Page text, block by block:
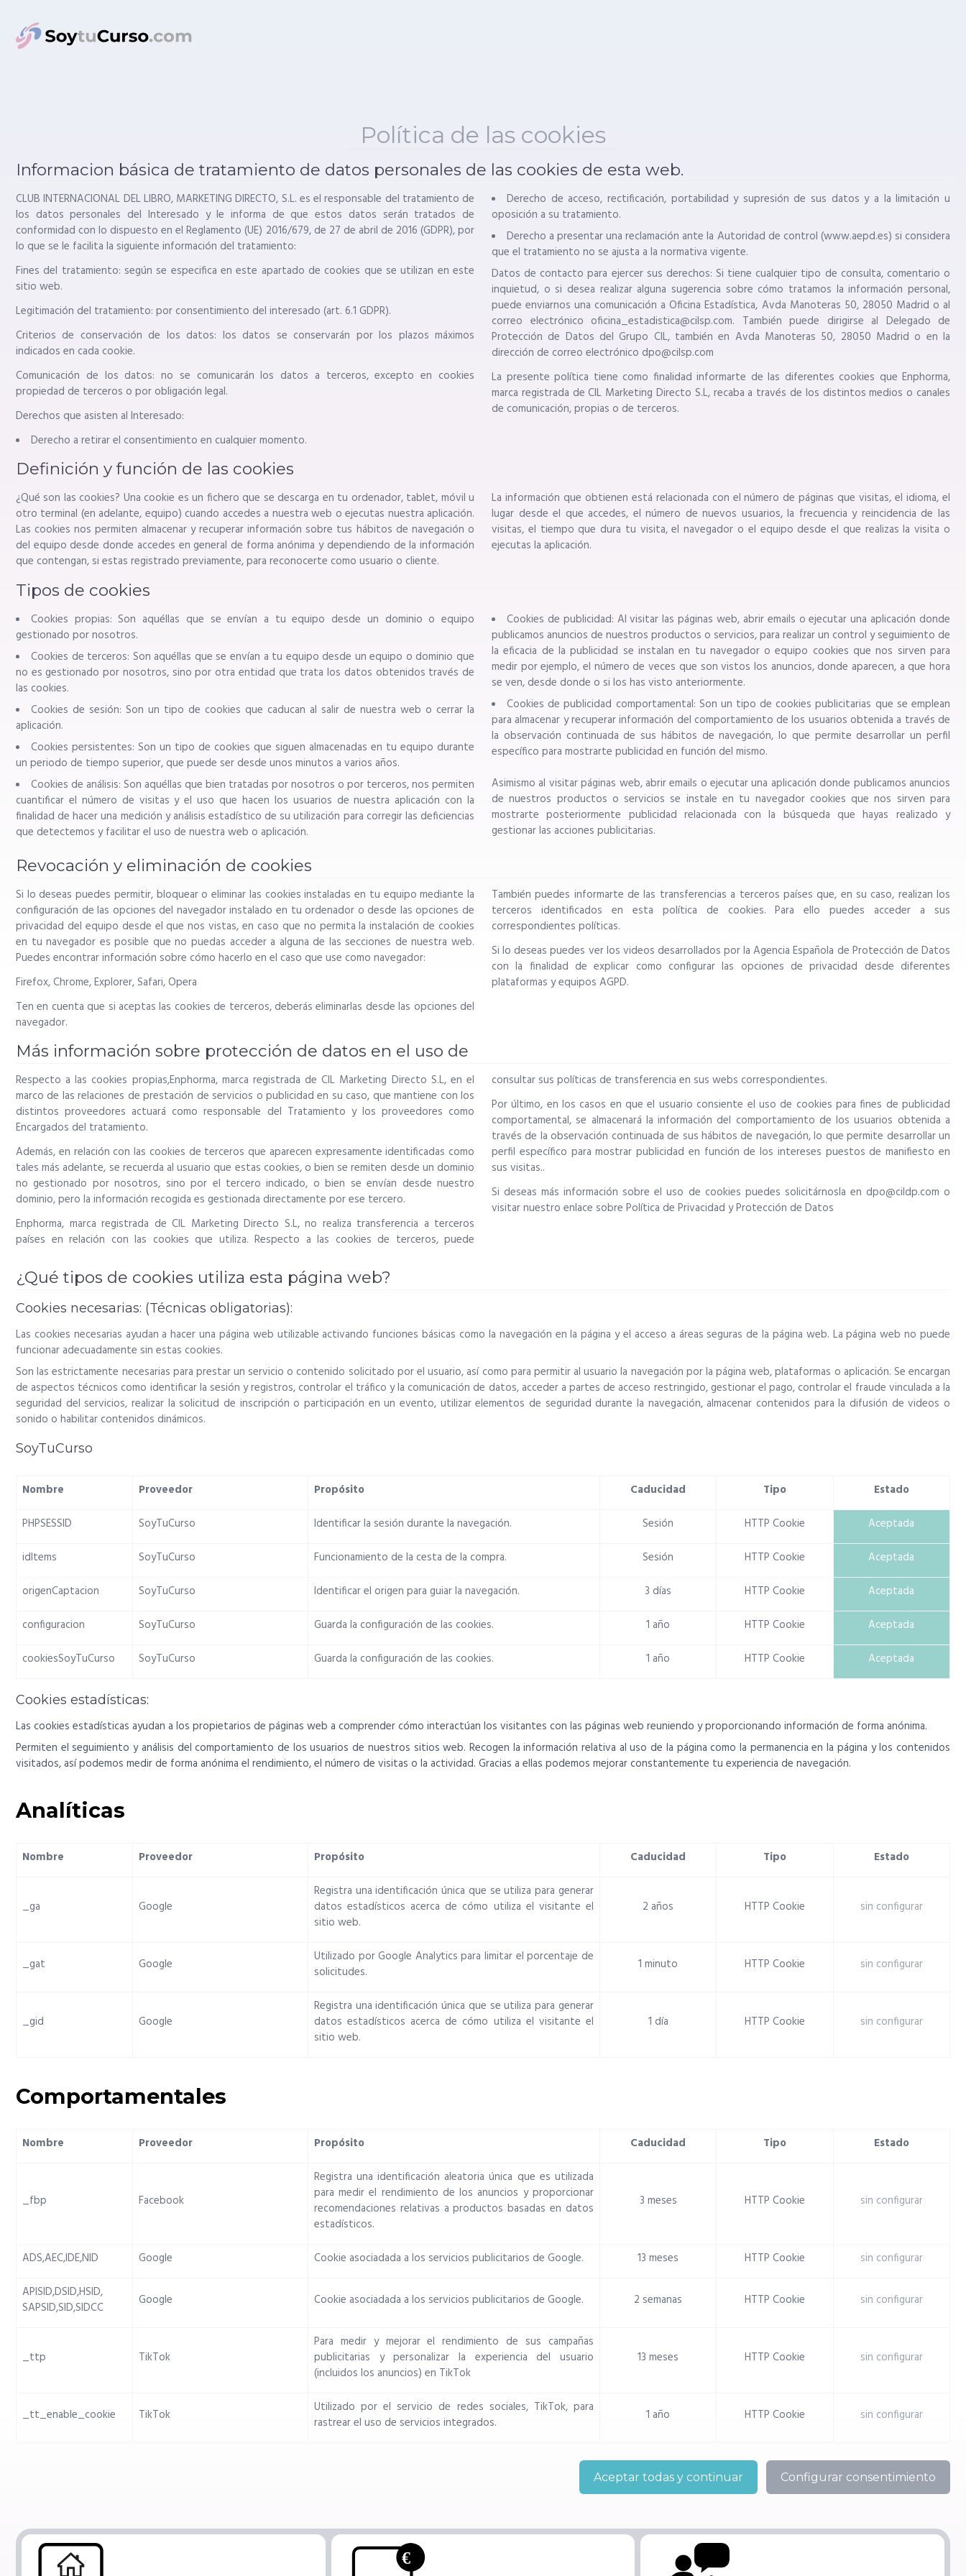
Política de las cookies
Informacion básica de tratamiento de datos personales de las cookies de esta web.
CLUB INTERNACIONAL DEL LIBRO, MARKETING DIRECTO, S.L. es el responsable del tratamiento de
los datos personales del Interesado y le informa de que estos datos serán tratados de
conformidad con lo dispuesto en el Reglamento (UE) 2016/679, de 27 de abril de 2016 (GDPR), por
lo que se le facilita la siguiente información del tratamiento:
Fines del tratamiento: según se especifica en este apartado de cookies que se utilizan en este
sitio web.
Legitimación del tratamiento: por consentimiento del interesado (art. 6.1 GDPR).
Criterios de conservación de los datos: los datos se conservarán por los plazos máximos
indicados en cada cookie.
Comunicación de los datos: no se comunicarán los datos a terceros, excepto en cookies
propiedad de terceros o por obligación legal.
Derechos que asisten al Interesado:
Derecho a retirar el consentimiento en cualquier momento.
Derecho de acceso, rectificación, portabilidad y supresión de sus datos y a la limitación u
oposición a su tratamiento.
Derecho a presentar una reclamación ante la Autoridad de control (www.aepd.es) si considera
que el tratamiento no se ajusta a la normativa vigente.
Datos de contacto para ejercer sus derechos: Si tiene cualquier tipo de consulta, comentario o
inquietud, o si desea realizar alguna sugerencia sobre cómo tratamos la información personal,
puede enviarnos una comunicación a Oficina Estadística, Avda Manoteras 50, 28050 Madrid o al
correo electrónico oficina_estadistica@cilsp.com. También puede dirigirse al Delegado de
Protección de Datos del Grupo CIL, también en Avda Manoteras 50, 28050 Madrid o en la
dirección de correo electrónico dpo@cilsp.com
La presente política tiene como finalidad informarte de las diferentes cookies que Enphorma,
marca registrada de CIL Marketing Directo S.L, recaba a través de los distintos medios o canales
de comunicación, propias o de terceros.
Definición y función de las cookies
¿Qué son las cookies? Una cookie es un fichero que se descarga en tu ordenador, tablet, móvil u
otro terminal (en adelante, equipo) cuando accedes a nuestra web o ejecutas nuestra aplicación.
Las cookies nos permiten almacenar y recuperar información sobre tus hábitos de navegación o
del equipo desde donde accedes en general de forma anónima y dependiendo de la información
que contengan, si estas registrado previamente, para reconocerte como usuario o cliente.
La información que obtienen está relacionada con el número de páginas que visitas, el idioma, el
lugar desde el que accedes, el número de nuevos usuarios, la frecuencia y reincidencia de las
visitas, el tiempo que dura tu visita, el navegador o el equipo desde el que realizas la visita o
ejecutas la aplicación.
Tipos de cookies
Cookies propias: Son aquéllas que se envían a tu equipo desde un dominio o equipo
gestionado por nosotros.
Cookies de terceros: Son aquéllas que se envían a tu equipo desde un equipo o dominio que
no es gestionado por nosotros, sino por otra entidad que trata los datos obtenidos través de
las cookies.
Cookies de sesión: Son un tipo de cookies que caducan al salir de nuestra web o cerrar la
aplicación.
Cookies persistentes: Son un tipo de cookies que siguen almacenadas en tu equipo durante
un periodo de tiempo superior, que puede ser desde unos minutos a varios años.
Cookies de análisis: Son aquéllas que bien tratadas por nosotros o por terceros, nos permiten
cuantificar el número de visitas y el uso que hacen los usuarios de nuestra aplicación con la
finalidad de hacer una medición y análisis estadístico de su utilización para corregir las deficiencias
que detectemos y facilitar el uso de nuestra web o aplicación.
Cookies de publicidad: Al visitar las páginas web, abrir emails o ejecutar una aplicación donde
publicamos anuncios de nuestros productos o servicios, para realizar un control y seguimiento de
la eficacia de la publicidad se instalan en tu navegador o equipo cookies que nos sirven para
medir por ejemplo, el número de veces que son vistos los anuncios, donde aparecen, a que hora
se ven, desde donde o si los has visto anteriormente.
Cookies de publicidad comportamental: Son un tipo de cookies publicitarias que se emplean
para almacenar y recuperar información del comportamiento de los usuarios obtenida a través de
la observación continuada de sus hábitos de navegación, lo que permite desarrollar un perfil
específico para mostrarte publicidad en función del mismo.
Asimismo al visitar páginas web, abrir emails o ejecutar una aplicación donde publicamos anuncios
de nuestros productos o servicios se instale en tu navegador cookies que nos sirven para
mostrarte posteriormente publicidad relacionada con la búsqueda que hayas realizado y
gestionar las acciones publicitarias.
Revocación y eliminación de cookies
Si lo deseas puedes permitir, bloquear o eliminar las cookies instaladas en tu equipo mediante la
configuración de las opciones del navegador instalado en tu ordenador o desde las opciones de
privacidad del equipo desde el que nos vistas, en caso que no permita la instalación de cookies
en tu navegador es posible que no puedas acceder a alguna de las secciones de nuestra web.
Puedes encontrar información sobre cómo hacerlo en el caso que use como navegador:
Firefox,Chrome,Explorer,Safari,Opera
Ten en cuenta que si aceptas las cookies de terceros, deberás eliminarlas desde las opciones del
navegador.
También puedes informarte de las transferencias a terceros países que, en su caso, realizan los
terceros identificados en esta política de cookies. Para ello puedes acceder a sus
correspondientes políticas.
Si lo deseas puedes ver los videos desarrollados por la Agencia Española de Protección de Datos
con la finalidad de explicar como configurar las opciones de privacidad desde diferentes
plataformas y equipos AGPD.
Más información sobre protección de datos en el uso de
Respecto a las cookies propias,Enphorma, marca registrada de CIL Marketing Directo S.L, en el
marco de las relaciones de prestación de servicios o publicidad en su caso, que mantiene con los
distintos proveedores actuará como responsable del Tratamiento y los proveedores como
Encargados del tratamiento.
Además, en relación con las cookies de terceros que aparecen expresamente identificadas como
tales más adelante, se recuerda al usuario que estas cookies, o bien se remiten desde un dominio
no gestionado por nosotros, sino por el tercero indicado, o bien se envían desde nuestro
dominio, pero la información recogida es gestionada directamente por ese tercero.
Enphorma, marca registrada de CIL Marketing Directo S.L, no realiza transferencia a terceros
países en relación con las cookies que utiliza. Respecto a las cookies de terceros, puede
consultar sus políticas de transferencia en sus webs correspondientes.
Por último, en los casos en que el usuario consiente el uso de cookies para fines de publicidad
comportamental, se almacenará la información del comportamiento de los usuarios obtenida a
través de la observación continuada de sus hábitos de navegación, lo que permite desarrollar un
perfil específico para mostrar publicidad en función de los intereses puestos de manifiesto en
sus visitas..
Si deseas más información sobre el uso de cookies puedes solicitárnosla en dpo@cildp.com o
visitar nuestro enlace sobre Política de Privacidad y Protección de Datos
¿Qué tipos de cookies utiliza esta página web?
Cookies necesarias: (Técnicas obligatorias):
Las cookies necesarias ayudan a hacer una página web utilizable activando funciones básicas como la navegación en la página y el acceso a áreas seguras de la página web. La página web no puede
funcionar adecuadamente sin estas cookies.
Son las estrictamente necesarias para prestar un servicio o contenido solicitado por el usuario, así como para permitir al usuario la navegación por la página web, plataformas o aplicación. Se encargan
de aspectos técnicos como identificar la sesión y registros, controlar el tráfico y la comunicación de datos, acceder a partes de acceso restringido, gestionar el pago, controlar el fraude vinculada a la
seguridad del servicios, realizar la solicitud de inscripción o participación en un evento, utilizar elementos de seguridad durante la navegación, almacenar contenidos para la difusión de videos o
sonido o habilitar contenidos dinámicos.
SoyTuCurso
Nombre Proveedor Propósito Caducidad Tipo
Estado
PHPSESSID
SoyTuCurso Identificar la sesión durante la navegación. Sesión HTTP Cookie
Aceptada
idItems
SoyTuCurso Funcionamiento de la cesta de la compra. Sesión HTTP Cookie
Aceptada
origenCaptacion
SoyTuCurso Identificar el origen para guiar la navegación. 3 días HTTP Cookie
Aceptada
configuracion
SoyTuCurso Guarda la configuración de las cookies. 1 año HTTP Cookie
Aceptada
cookiesSoyTuCurso
SoyTuCurso Guarda la configuración de las cookies. 1 año HTTP Cookie Aceptada
Cookies estadísticas:
Las cookies estadísticas ayudan a los propietarios de páginas web a comprender cómo interactúan los visitantes con las páginas web reuniendo y proporcionando información de forma anónima.
Permiten el seguimiento y análisis del comportamiento de los usuarios de nuestros sitios web. Recogen la información relativa al uso de la página como la permanencia en la página y los contenidos
visitados, así podemos medir de forma anónima el rendimiento, el número de visitas o la actividad. Gracias a ellas podemos mejorar constantemente tu experiencia de navegación.
Analíticas
Nombre Proveedor Propósito Caducidad Tipo Estado
_ga Google
Registra una identificación única que se utiliza para generar
datos estadísticos acerca de cómo utiliza el visitante el
sitio web.
2 años HTTP Cookie sin configurar
_gat Google
Utilizado por Google Analytics para limitar el porcentaje de
solicitudes.
1 minuto HTTP Cookie sin configurar
_gid Google
Registra una identificación única que se utiliza para generar
datos estadísticos acerca de cómo utiliza el visitante el
sitio web.
1 día HTTP Cookie sin configurar
Comportamentales
Nombre Proveedor Propósito Caducidad Tipo Estado
_fbp Facebook
Registra una identificación aleatoria única que es utilizada
para medir el rendimiento de los anuncios y proporcionar
recomendaciones relativas a productos basadas en datos
estadísticos.
3 meses HTTP Cookie sin configurar
ADS,AEC,IDE,NID Google Cookie asociadada a los servicios publicitarios de Google. 13 meses HTTP Cookie
sin configurar
APISID,DSID,HSID,
SAPSID,SID,SIDCC
Google Cookie asociadada a los servicios publicitarios de Google. 2 semanas HTTP Cookie sin configurar
_ttp TikTok
Para medir y mejorar el rendimiento de sus campañas
publicitarias y personalizar la experiencia del usuario
(incluidos los anuncios) en TikTok
13 meses HTTP Cookie sin configurar
_tt_enable_cookie TikTok
Utilizado por el servicio de redes sociales, TikTok, para
rastrear el uso de servicios integrados.
1 año HTTP Cookie sin configurar
Aceptar todas y continuar Configurar consentimiento